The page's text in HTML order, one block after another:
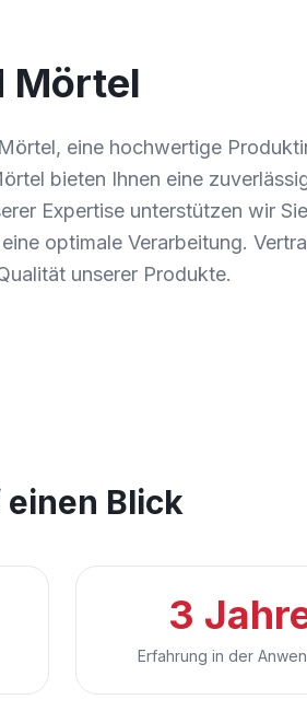
Mörtel
eine hochwertige
bieten Ihnen eine
Expertise unterstützen wir
optimale Verarbeitung.
unserer Produkte.
Blick
3
Erfahrung in der